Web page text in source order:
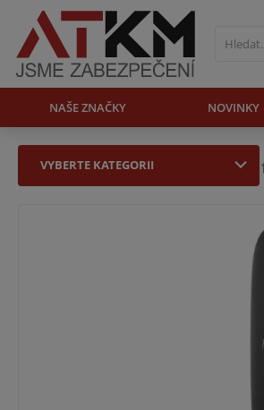
NAŠE ZNAČKY NOVINKY
VYBERTE KATEGORII